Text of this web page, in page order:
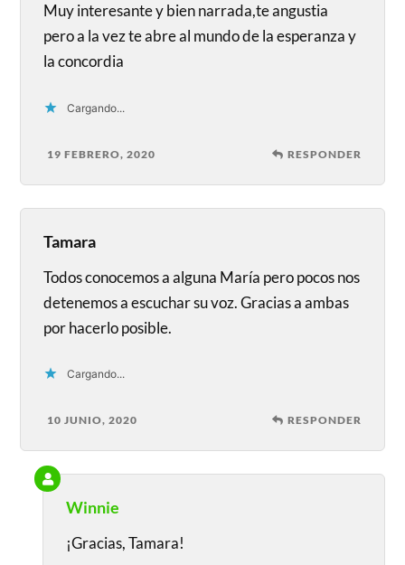
Muy interesante y bien narrada,te angustia
pero a la vez te abre al mundo de la esperanza y
la concordia
Cargando...
19 FEBRERO, 2020 RESPONDER
Tamara
Todos conocemos a alguna María pero pocos nos
detenemos a escuchar su voz. Gracias a ambas
por hacerlo posible.
Cargando...
10 JUNIO, 2020 RESPONDER
Winnie
¡Gracias, Tamara!